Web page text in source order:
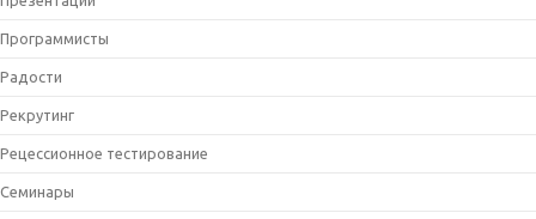
Программисты
Радости
Рекрутинг
Рецессионное тестирование
Семинары